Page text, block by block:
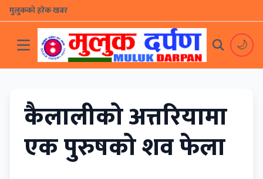
मुलुकको हरेक खबर
🌙
कैलालीको अत्तरियामा
एक पुरुषको शव फेला